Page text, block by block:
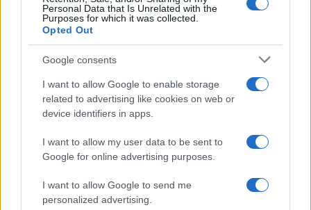
Personal Data that Is Unrelated with the
Purposes for which it was collected.
Opted Out
Google consents
I want to allow Google to enable storage
related to advertising like cookies on web or
device identifiers in apps.
I want to allow my user data to be sent to
Google for online advertising purposes.
I want to allow Google to send me
personalized advertising.
ce
b
o
o
k
it
te
r
te
re
st
at
s
p
p
a
re
Articolo precedente
Prossimo articolo
NOTIZIE RECENTI
Sangue, musica e solidarietà con Avis Olbia al
Delta Center
Meteo Olbia 9 agosto, temperature in calo